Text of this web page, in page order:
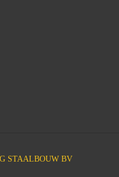
STAALBOUW BV